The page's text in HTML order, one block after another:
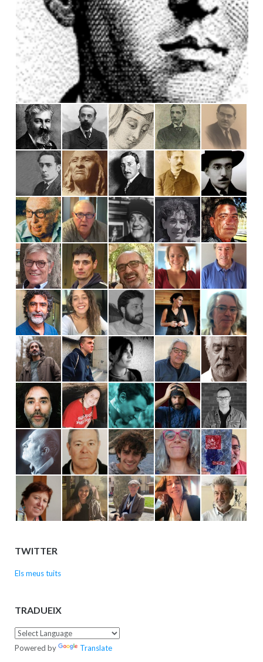
TWITTER
Els meus tuits
TRADUEIX
Powered by Translate